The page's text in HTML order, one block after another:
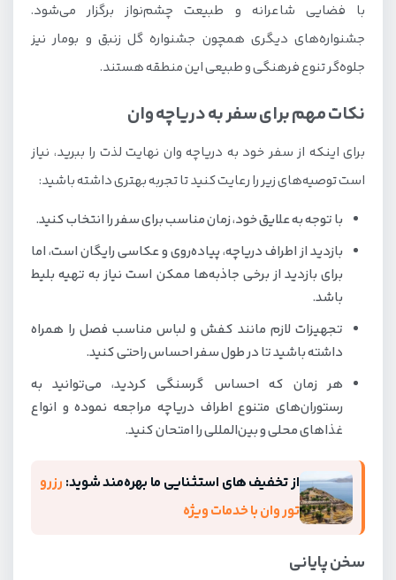
با فضایی شاعرانه و طبیعت چشم‌نواز برگزار می‌شود.
جشنواره‌های دیگری همچون جشنواره گل زنبق و بومار نیز
جلوه‌گر تنوع فرهنگی و طبیعی این منطقه هستند.
نکات مهم برای سفر به دریاچه وان
برای اینکه از سفر خود به دریاچه وان نهایت لذت را ببرید، نیاز
است توصیه‌های زیر را رعایت کنید تا تجربه بهتری داشته باشید:
با توجه به علایق خود، زمان مناسب برای سفر را انتخاب کنید.
بازدید از اطراف دریاچه، پیاده‌روی و عکاسی رایگان است، اما
برای بازدید از برخی جاذبه‌ها ممکن است نیاز به تهیه بلیط
باشد.
تجهیزات لازم مانند کفش و لباس مناسب فصل را همراه
داشته باشید تا در طول سفر احساس راحتی کنید.
هر زمان که احساس گرسنگی کردید، می‌توانید به
رستوران‌های متنوع اطراف دریاچه مراجعه نموده و انواع
غذاهای محلی و بین‌المللی را امتحان کنید.
از تخفیف های استثنایی ما بهره‌مند شوید: رزرو
تور وان با خدمات ویژه
سخن پایانی